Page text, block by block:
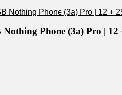
Phone (3a) Pro | 12